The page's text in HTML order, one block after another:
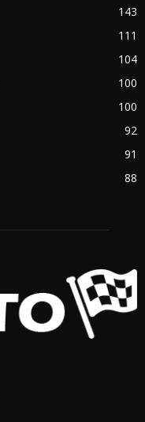
143
111
104
100
100
92
91
88